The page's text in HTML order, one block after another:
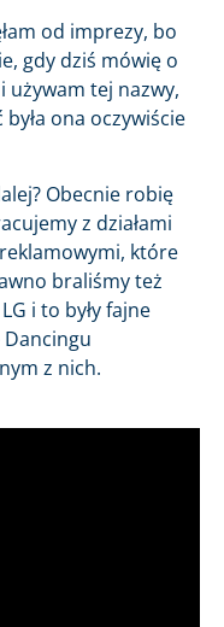
od imprezy, bo
gdy dziś mówię o
używam tej nazwy,
ona oczywiście
Obecnie robię
z działami
które
braliśmy też
i to były fajne
z nich.